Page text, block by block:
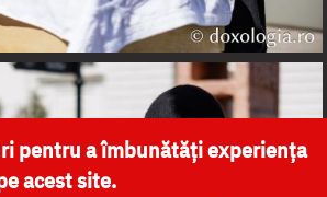
pentru a îmbunătăți experiența
acest site.